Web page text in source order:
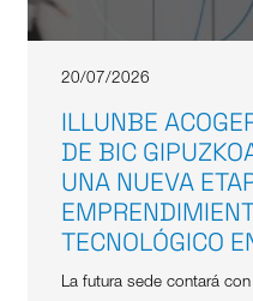
20/07/2026
ILLUNBE
DE BIC
UNA NUEVA
TECNOLÓGICO
La futura sede contará